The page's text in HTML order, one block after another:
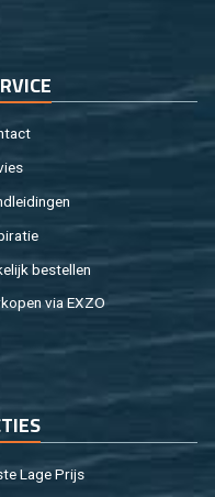
be­stel­len
via EXZO
Lage Prijs